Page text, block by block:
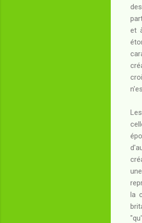
et
la